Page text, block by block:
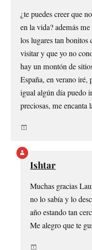
¿te puedes creer que
en la vida? además
los lugares tan bonitos
visitar y que yo no
hay un montón de
España, en verano iré,
igual algún día puedo
preciosas, me encanta
Ishtar
Muchas gracias
no lo sabía y lo
año estando tan
Me alegro que te